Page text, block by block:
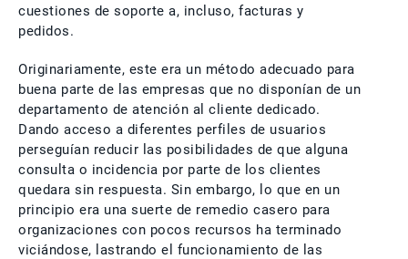
cuestiones de soporte a, incluso, facturas y
pedidos.
Originariamente, este era un método adecuado para
buena parte de las empresas que no disponían de un
departamento de atención al cliente dedicado.
Dando acceso a diferentes perfiles de usuarios
perseguían reducir las posibilidades de que alguna
consulta o incidencia por parte de los clientes
quedara sin respuesta. Sin embargo, lo que en un
principio era una suerte de remedio casero para
organizaciones con pocos recursos ha terminado
viciándose, lastrando el funcionamiento de las